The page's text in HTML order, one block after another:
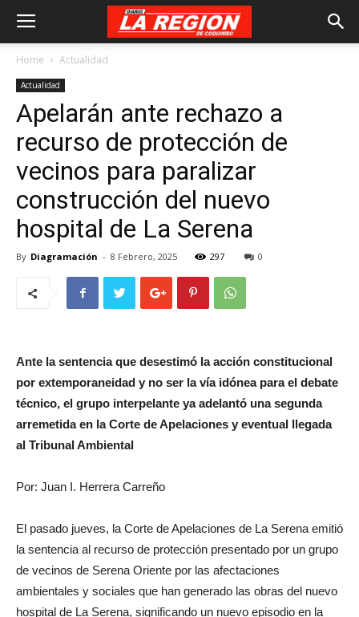
Home Actualidad
Actualidad
Apelarán ante rechazo a
recurso de protección de
vecinos para paralizar
construcción del nuevo
hospital de La Serena
By Diagramación - 8 Febrero, 2025 297 0
Ante la sentencia que desestimó la acción constitucional
por extemporaneidad y no ser la vía idónea para el debate
técnico, el grupo interpelante ya adelantó una segunda
arremetida en la Corte de Apelaciones y eventual llegada
al Tribunal Ambiental
Por: Juan I. Herrera Carreño
El pasado jueves, la Corte de Apelaciones de La Serena emitió
la sentencia al recurso de protección presentado por un grupo
de vecinos de Serena Oriente por las afectaciones
ambientales y sociales que han generado las obras del nuevo
hospital de La Serena, significando un nuevo episodio en la